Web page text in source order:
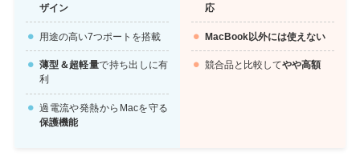
ザイン
用途の高い7つポートを搭載
薄型＆超軽量で持ち出しに有
利
過電流や発熱からMacを守る
保護機能
応
MacBook以外には使えない
競合品と比較してやや高額